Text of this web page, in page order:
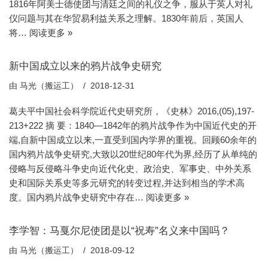
1816年阿美士德使团与清廷之间的礼仪之争，服从于英人对礼
仪问题与其在华贸易利益关系之理解。1830年前后，英国人
将… 阅读更多 »
新中国成立以来的鸦片战争史研究
由 马光（搬运工） 2018-12-31
葛夫平中国社会科学院近代史研究所，《史林》2016,(05),197-
213+222 摘 要：1840—1842年的鸦片战争作为中国近代史的开
端,自新中国成立以来,一直受到国内学界的重视。回顾60余年的
国内鸦片战争史研究,大致以20世纪80年代为界,经历了从单纯的
侵略与反侵略斗争史向近代化史、政治史、军事史、中外关系
史和国际关系史等多元研究的转变过程,并达到相当的学术高
度。国内鸦片战争史研究中存在… 阅读更多 »
李学智：马戛尔尼使团是以“祝寿”名义来中国吗？
由 马光（搬运工） 2018-09-12